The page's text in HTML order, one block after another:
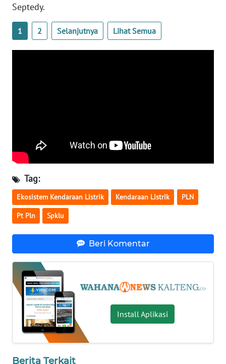
Septedy.
1 2 Selanjutnya Lihat Semua
Tag:
Ekosistem Kendaraan Listrik Kendaraan Listrik PLN
Pt Pln Spklu
Beri Komentar
Install Aplikasi
Berita Terkait
WN
SUMSEL
WN
JOGJA
WN
WN
BALI
WN
KALBAR
WN
KALTENG